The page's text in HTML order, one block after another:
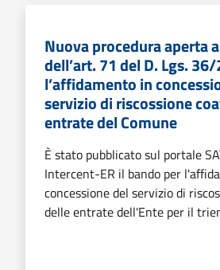
Nuova procedura aperta
dell’art. 71 del D. Lgs.
l’affidamento in
servizio di riscossione
entrate del Comune
È stato pubblicato sul portale
Intercent-ER il bando per
concessione del servizio di
delle entrate dell'Ente per il